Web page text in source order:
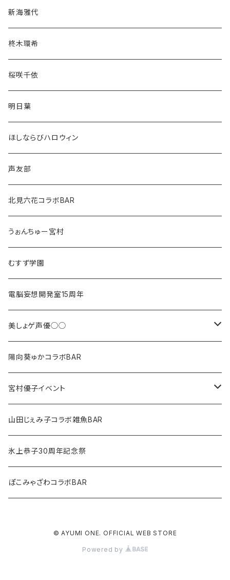
新海雅代
柊木環希
桜咲千依
明日葉
ほしならびハロウィン
声友部
北見六花コラボBAR
うぉんちゅー宮村
むすず学園
電脳妄想開発室15周年
美しょゲ声優◯◯
美しょゲ声優女子会2
美しょゲ声優女子会3
美しょゲ声優歌手コラボBAR SAKURA
陽向葵ゅかコラボBAR
宮村優子イベント
宮村優子30th記念イベント～生存確認～
宮村優子ファンの集い2026 共白髪
山田じぇみ子コラボ雑魚BAR
氷上恭子30周年記念祭
ぽこみゃざわコラボBAR
© AYUMI ONE. OFFICIAL WEB STORE
Powered by